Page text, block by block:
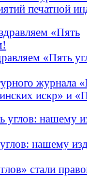
печатной
«Пять
журнала
искр» и
нашему
стали